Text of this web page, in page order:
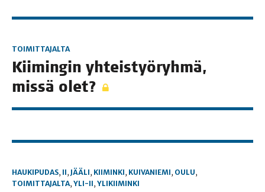
TOIMITTAJALTA
Kii­min­gin yhteis­työ­ryh­mä,
mis­sä olet?
HAUKIPUDAS, II, JÄÄLI, KIIMINKI, KUIVANIEMI, OULU,
TOIMITTAJALTA, YLI-II, YLIKIIMINKI